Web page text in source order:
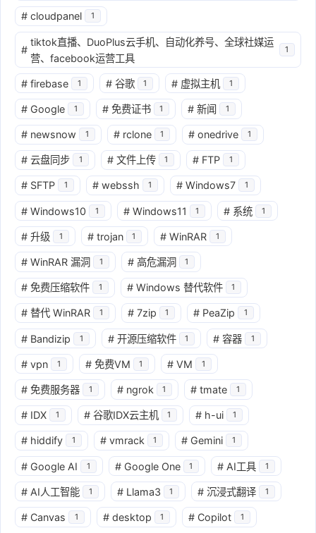
# cloudpanel 1
#
tiktok直播、DuoPlus云手机、自动化养号、全球社媒运
营、facebook运营工具
1
# firebase 1 # 谷歌 1 # 虚拟主机 1
# Google 1 # 免费证书 1 # 新闻 1
# newsnow 1 # rclone 1 # onedrive 1
# 云盘同步 1 # 文件上传 1 # FTP 1
# SFTP 1 # webssh 1 # Windows7 1
# Windows10 1 # Windows11 1 # 系统 1
# 升级 1 # trojan 1 # WinRAR 1
# WinRAR 漏洞 1 # 高危漏洞 1
# 免费压缩软件 1 # Windows 替代软件 1
# 替代 WinRAR 1 # 7zip 1 # PeaZip 1
# Bandizip 1 # 开源压缩软件 1 # 容器 1
# vpn 1 # 免费VM 1 # VM 1
# 免费服务器 1 # ngrok 1 # tmate 1
# IDX 1 # 谷歌IDX云主机 1 # h-ui 1
# hiddify 1 # vmrack 1 # Gemini 1
# Google AI 1 # Google One 1 # AI工具 1
# AI人工智能 1 # Llama3 1 # 沉浸式翻译 1
# Canvas 1 # desktop 1 # Copilot 1